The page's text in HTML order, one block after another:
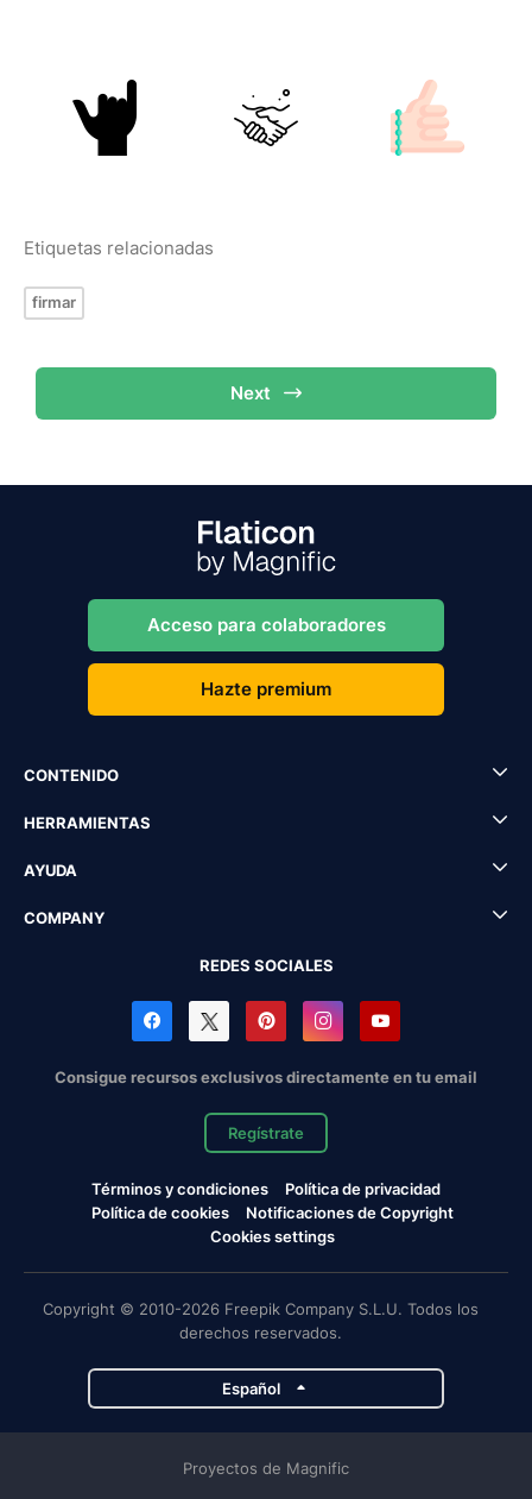
Etiquetas relacionadas
firmar
Next
Acceso para colaboradores
Hazte premium
CONTENIDO
HERRAMIENTAS
AYUDA
COMPANY
REDES SOCIALES
Consigue recursos exclusivos directamente en tu email
Regístrate
Términos y condiciones
Política de privacidad
Política de cookies
Notificaciones de Copyright
Cookies settings
Copyright © 2010-2026 Freepik Company S.L.U. Todos los
derechos reservados.
Español
Proyectos de Magnific